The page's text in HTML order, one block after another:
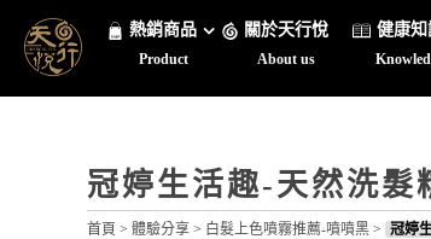
熱銷商品
Product
關於天行悅
About us
健康知
冠婷生活趣-天然洗髮
首頁 > 體驗分享 > 白髮上色噴霧推薦-噴噴黑 > 冠婷